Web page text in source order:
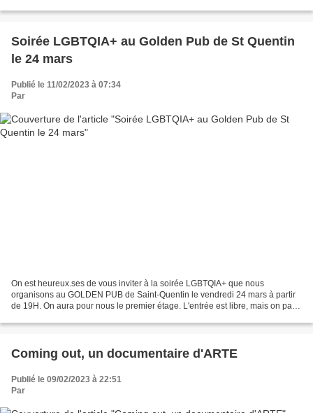
Soirée LGBTQIA+ au Golden Pub de St Quentin
le 24 mars
Publié le 11/02/2023 à 07:34
Par
On est heureux.ses de vous inviter à la soirée LGBTQIA+ que nous
organisons au GOLDEN PUB de Saint-Quentin le vendredi 24 mars à partir
de 19H. On aura pour nous le premier étage. L'entrée est libre, mais on paie
Coming out, un documentaire d'ARTE
Publié le 09/02/2023 à 22:51
Par